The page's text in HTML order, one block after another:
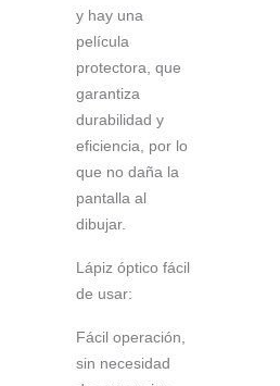
y hay una
película
protectora, que
garantiza
durabilidad y
eficiencia, por lo
que no daña la
pantalla al
dibujar.
Lápiz óptico fácil
de usar:
Fácil operación,
sin necesidad